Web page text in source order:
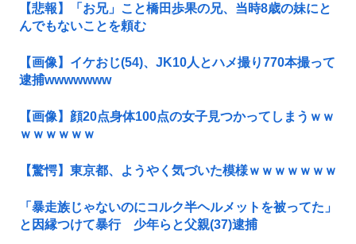
【悲報】「お兄」こと橋田歩果の兄、当時8歳の妹にと
んでもないことを頼む
【画像】イケおじ(54)、JK10人とハメ撮り770本撮って
逮捕wwwwwww
【画像】顔20点身体100点の女子見つかってしまうｗｗ
ｗｗｗｗｗｗ
【驚愕】東京都、ようやく気づいた模様ｗｗｗｗｗｗｗ
「暴走族じゃないのにコルク半ヘルメットを被ってた」
と因縁つけて暴行 少年らと父親(37)逮捕